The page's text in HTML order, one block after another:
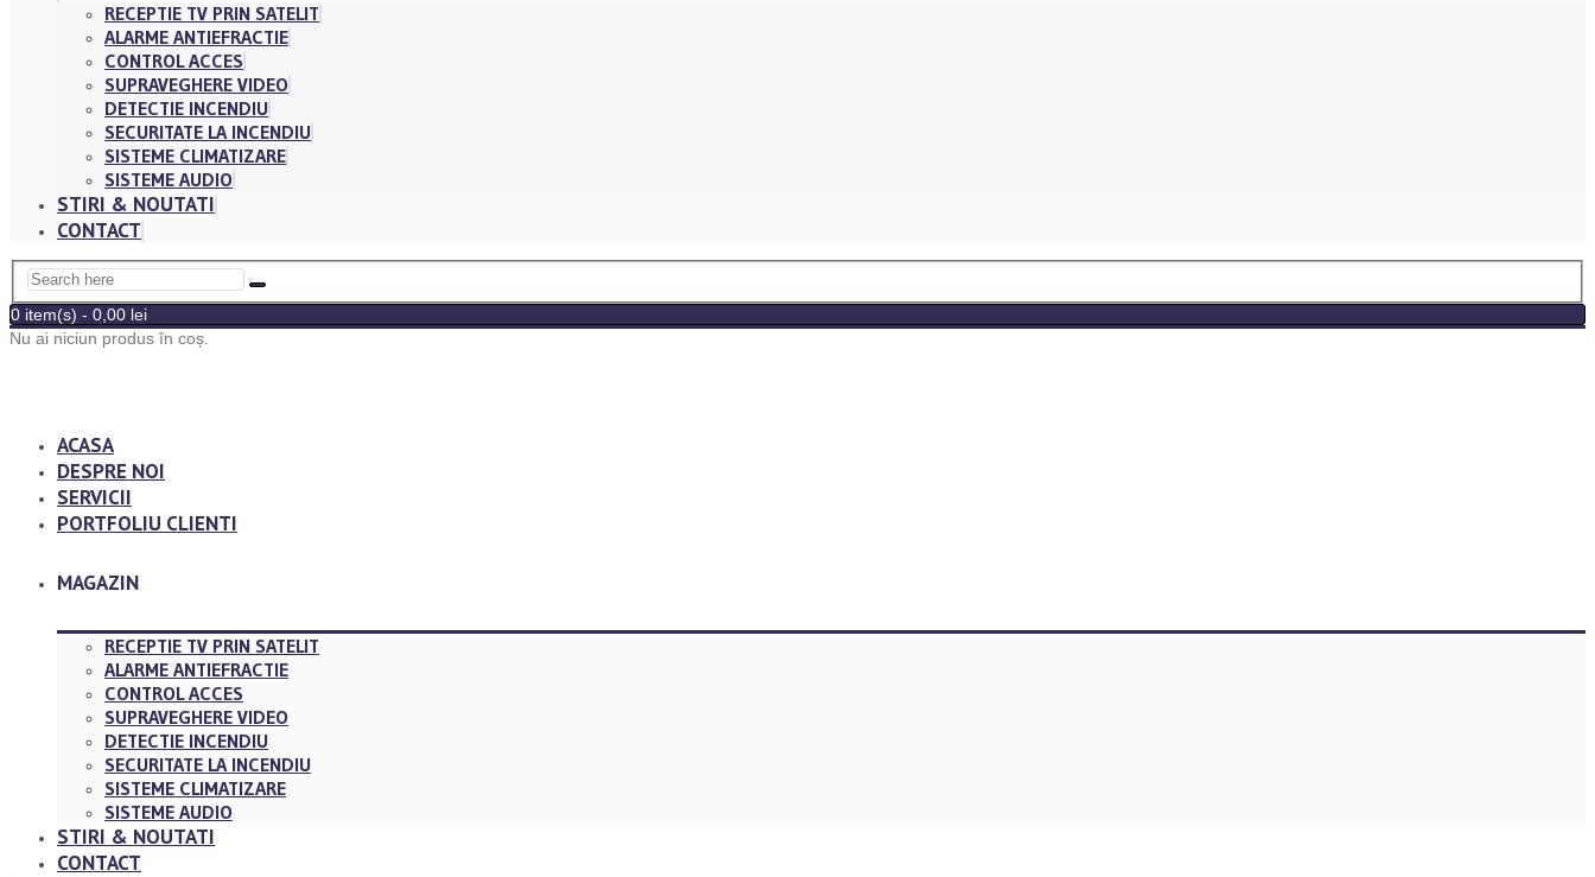
RECEPTIE TV PRIN SATELIT
ALARME ANTIEFRACTIE
CONTROL ACCES
SUPRAVEGHERE VIDEO
DETECTIE INCENDIU
SECURITATE LA INCENDIU
SISTEME CLIMATIZARE
SISTEME AUDIO
STIRI & NOUTATI
CONTACT
0 item(s) - 0,00 lei
Nu ai niciun produs în coș.
ACASA
DESPRE NOI
SERVICII
PORTFOLIU CLIENTI
MAGAZIN
RECEPTIE TV PRIN SATELIT
ALARME ANTIEFRACTIE
CONTROL ACCES
SUPRAVEGHERE VIDEO
DETECTIE INCENDIU
SECURITATE LA INCENDIU
SISTEME CLIMATIZARE
SISTEME AUDIO
STIRI & NOUTATI
CONTACT